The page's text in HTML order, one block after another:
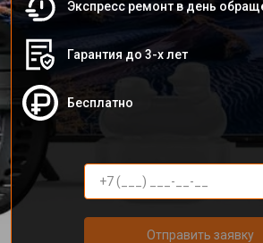
Экспресс ремонт в день
Гарантия до 3-х лет
Бесплатно
Отправить заявку